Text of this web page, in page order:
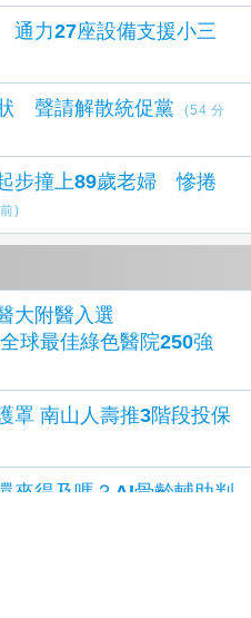
力27座設備支援小三
聲請解散統促黨
(54 分
步撞上89歲老婦 慘捲
)
大附醫入選
球最佳綠色醫院250強
罩 南山人壽推3階段投保
來得及嗎？AI骨齡輔助判